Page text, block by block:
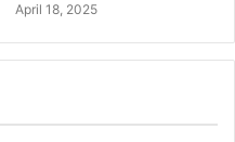
April 18, 2025